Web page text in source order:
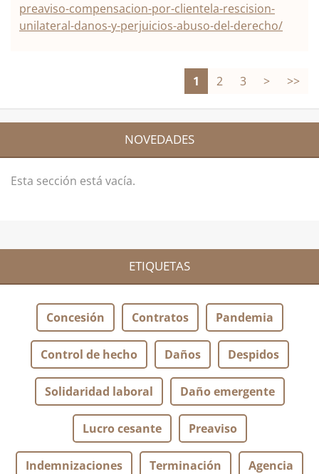
preaviso-compensacion-por-clientela-rescision-
unilateral-danos-y-perjuicios-abuso-del-derecho/
1 2 3 > >>
NOVEDADES
Esta sección está vacía.
ETIQUETAS
Concesión Contratos Pandemia
Control de hecho Daños Despidos
Solidaridad laboral Daño emergente
Lucro cesante Preaviso
Indemnizaciones Terminación Agencia